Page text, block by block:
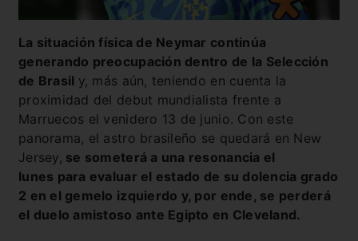
La situación física de Neymar continúa
generando preocupación dentro de la Selección
de Brasil y, más aún, teniendo en cuenta la
proximidad del debut mundialista frente a
Marruecos el venidero 13 de junio. Con este
panorama, el astro brasileño se quedará en New
Jersey, se someterá a una resonancia el
lunes para evaluar el estado de su dolencia grado
2 en el gemelo izquierdo y, por ende, se perderá
el duelo amistoso ante Egipto en Cleveland.